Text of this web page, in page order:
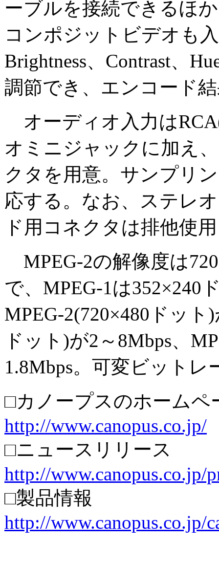
ーブルを接続できるほ
コンポジットビデオも
Brightness、Contrast、
調節でき、エンコード
オーディオ入力は
オミニジャックに加え
クタを用意。サンプリ
応する。なお、ステレ
ド用コネクタは排他使
MPEG-2の解像度は
で、MPEG-1は352×240
MPEG-2(720×480ドット
ドット)が2～8Mbps、
1.8Mbps。可変ビット
□カノープスのホームペ
http://www.canopus.co.jp/
□ニュースリリース
http://www.canopus.co.jp/
□製品情報
http://www.canopus.co.jp/